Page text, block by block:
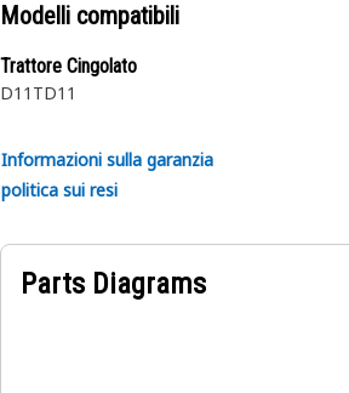
Modelli compatibili
Trattore Cingolato
D11TD11
Informazioni sulla garanzia
politica sui resi
Parts Diagrams